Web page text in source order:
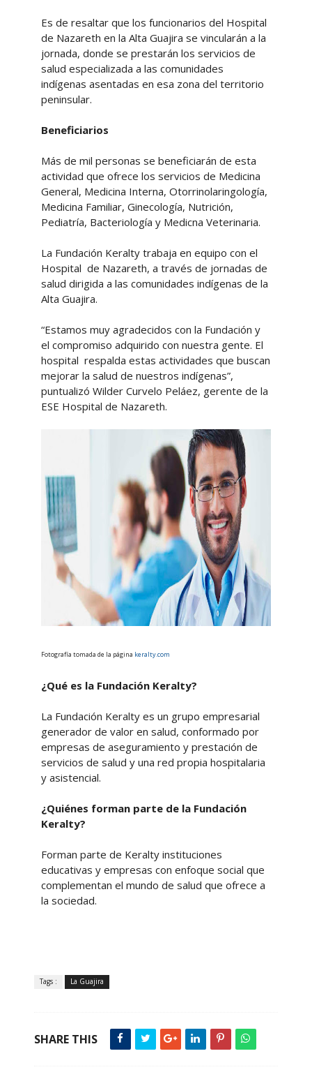
Es de resaltar que los funcionarios del Hospital
de Nazareth en la Alta Guajira se vincularán a la
jornada, donde se prestarán los servicios de
salud especializada a las comunidades
indígenas asentadas en esa zona del territorio
peninsular.
Beneficiarios
Más de mil personas se beneficiarán de esta
actividad que ofrece los servicios de Medicina
General, Medicina Interna, Otorrinolaringología,
Medicina Familiar, Ginecología, Nutrición,
Pediatría, Bacteriología y Medicna Veterinaria.
La Fundación Keralty trabaja en equipo con el
Hospital de Nazareth, a través de jornadas de
salud dirigida a las comunidades indígenas de la
Alta Guajira.
“Estamos muy agradecidos con la Fundación y
el compromiso adquirido con nuestra gente. El
hospital respalda estas actividades que buscan
mejorar la salud de nuestros indígenas”,
puntualizó Wilder Curvelo Peláez, gerente de la
ESE Hospital de Nazareth.
Fotografía tomada de la página keralty.com
¿Qué es la Fundación Keralty?
La Fundación Keralty es un grupo empresarial
generador de valor en salud, conformado por
empresas de aseguramiento y prestación de
servicios de salud y una red propia hospitalaria
y asistencial.
¿Quiénes forman parte de la Fundación
Keralty?
Forman parte de Keralty instituciones
educativas y empresas con enfoque social que
complementan el mundo de salud que ofrece a
la sociedad.
Tags : La Guajira
SHARE THIS